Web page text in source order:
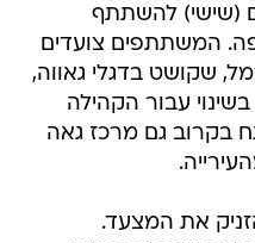
היום (שישי) להשתתף
המשתתפים צועדים
שקושט בדגלי גאווה,
בשינוי עבור הקהילה
בקרוב גם מרכז גאה
את המצעד.